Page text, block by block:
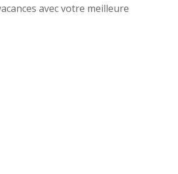
avec votre meilleure